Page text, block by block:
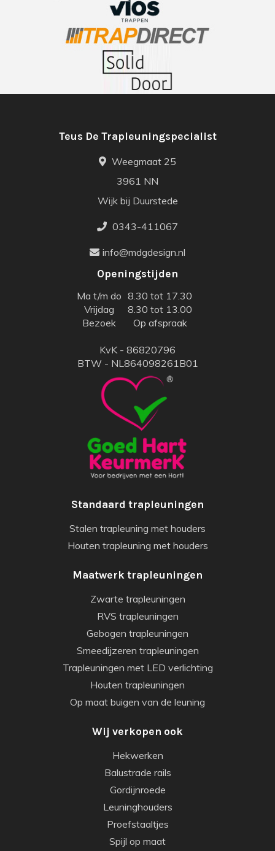
Teus De Trapleuningspecialist
Weegmaat 25
3961 NN
Wijk bij Duurstede
0343-411067
info@mdgdesign.nl
Openingstijden
Ma t/m do 8.30 tot 17.30
Vrijdag
8.30 tot 13.00
Bezoek
Op afspraak
KvK - 86820796
BTW - NL864098261B01
Standaard trapleuningen
Stalen trapleuning met houders
Houten trapleuning met houders
Maatwerk trapleuningen
Zwarte trapleuningen
RVS trapleuningen
Gebogen trapleuningen
Smeedijzeren trapleuningen
Trapleuningen met LED verlichting
Houten trapleuningen
Op maat buigen van de leuning
Wij verkopen ook
Hekwerken
Balustrade rails
Gordijnroede
Leuninghouders
Proefstaaltjes
Spijl op maat